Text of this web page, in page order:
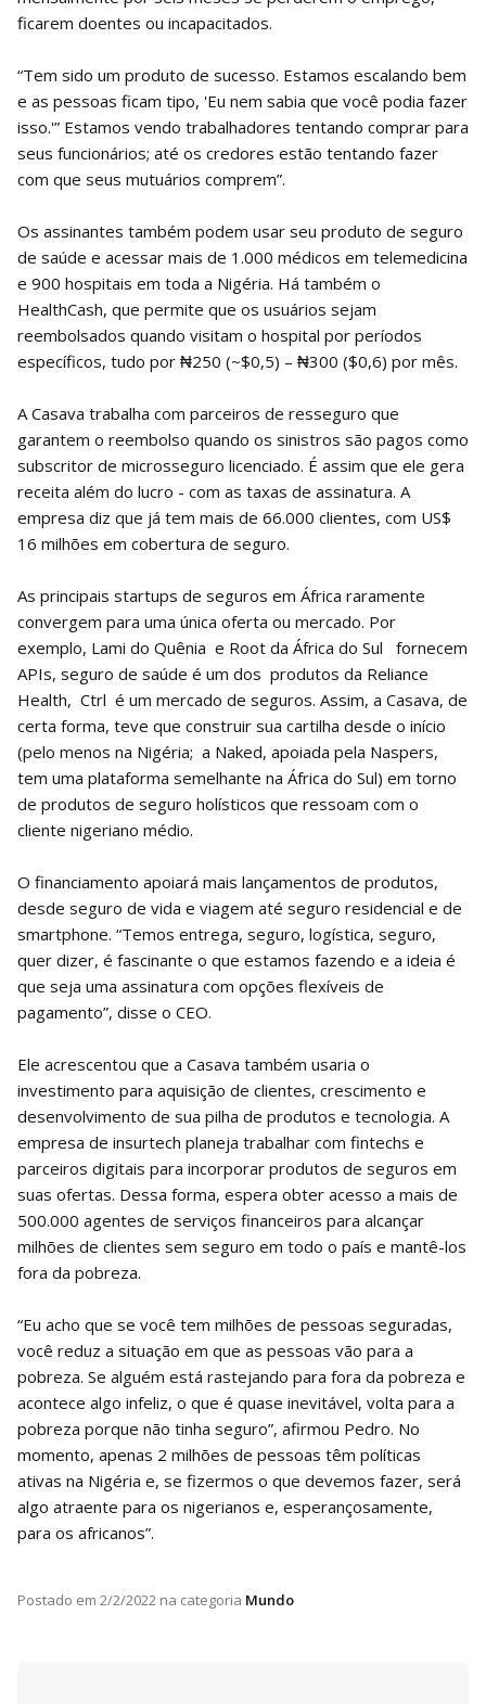
ficarem doentes ou incapacitados.
“Tem sido um produto de sucesso. Estamos escalando bem
e as pessoas ficam tipo, 'Eu nem sabia que você podia fazer
isso.'” Estamos vendo trabalhadores tentando comprar para
seus funcionários; até os credores estão tentando fazer
com que seus mutuários comprem”.
Os assinantes também podem usar seu produto de seguro
de saúde e acessar mais de 1.000 médicos em telemedicina
e 900 hospitais em toda a Nigéria. Há também o
HealthCash, que permite que os usuários sejam
reembolsados ​​quando visitam o hospital por períodos
específicos, tudo por ₦250 (~$0,5) – ₦300 ($0,6) por mês.
A Casava trabalha com parceiros de resseguro que
garantem o reembolso quando os sinistros são pagos como
subscritor de microsseguro licenciado. É assim que ele gera
receita além do lucro - com as taxas de assinatura. A
empresa diz que já tem mais de 66.000 clientes, com US$
16 milhões em cobertura de seguro.
As principais startups de seguros em África raramente
convergem para uma única oferta ou mercado. Por
exemplo, Lami do Quênia e Root da África do Sul fornecem
APIs, seguro de saúde é um dos produtos da Reliance
Health, Ctrl é um mercado de seguros. Assim, a Casava, de
certa forma, teve que construir sua cartilha desde o início
(pelo menos na Nigéria; a Naked, apoiada pela Naspers,
tem uma plataforma semelhante na África do Sul) em torno
de produtos de seguro holísticos que ressoam com o
cliente nigeriano médio.
O financiamento apoiará mais lançamentos de produtos,
desde seguro de vida e viagem até seguro residencial e de
smartphone. “Temos entrega, seguro, logística, seguro,
quer dizer, é fascinante o que estamos fazendo e a ideia é
que seja uma assinatura com opções flexíveis de
pagamento”, disse o CEO.
Ele acrescentou que a Casava também usaria o
investimento para aquisição de clientes, crescimento e
desenvolvimento de sua pilha de produtos e tecnologia. A
empresa de insurtech planeja trabalhar com fintechs e
parceiros digitais para incorporar produtos de seguros em
suas ofertas. Dessa forma, espera obter acesso a mais de
500.000 agentes de serviços financeiros para alcançar
milhões de clientes sem seguro em todo o país e mantê-los
fora da pobreza.
“Eu acho que se você tem milhões de pessoas seguradas,
você reduz a situação em que as pessoas vão para a
pobreza. Se alguém está rastejando para fora da pobreza e
acontece algo infeliz, o que é quase inevitável, volta para a
pobreza porque não tinha seguro”, afirmou Pedro. No
momento, apenas 2 milhões de pessoas têm políticas
ativas na Nigéria e, se fizermos o que devemos fazer, será
algo atraente para os nigerianos e, esperançosamente,
para os africanos”.
Postado em 2/2/2022 na categoria Mundo